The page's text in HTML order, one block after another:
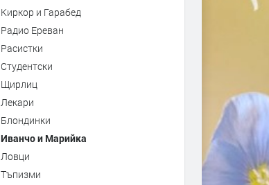
Киркор и Гарабед
Радио Ереван
Расистки
Студентски
Щирлиц
Лекари
Блондинки
Иванчо и Марийка
Ловци
Тъпизми